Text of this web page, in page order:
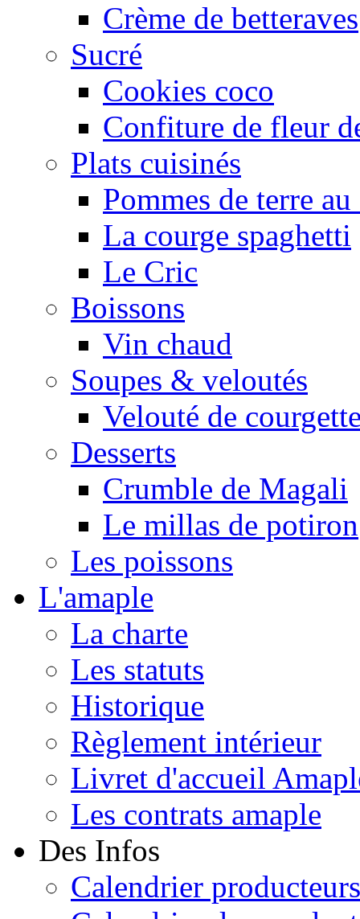
Crème de betteraves
Sucré
Cookies coco
Confiture de fleur
Plats cuisinés
Pommes de terre
La courge spaghetti
Le Cric
Boissons
Vin chaud
Soupes & veloutés
Velouté de
Desserts
Crumble de Magali
Le millas de potiron
Les poissons
L'amaple
La charte
Les statuts
Historique
Règlement intérieur
Livret d'accueil
Les contrats amaple
Des Infos
Calendrier producteurs